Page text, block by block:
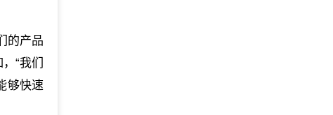
的产品
“我们
够快速